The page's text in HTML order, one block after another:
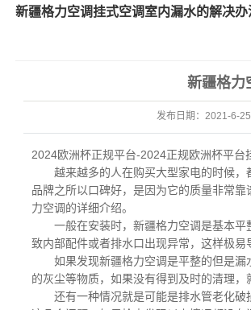
新疆格力空调挂式空调室内漏水的解决办
新疆格力
发布日期： 2021-6-
2024欧洲杯正规平台-2024正规欧洲杯平台
越来越多的人在购买大型家电的时候，
品牌之所以口碑好，是因为它的质量非常
力空调的详细介绍。
一般在安装时， 新疆格力空调是基本平
致内部配件或者排水口出现异常，这样极易
如果发现新疆格力空调是平整的但是漏
的灰尘等物质，如果没有得到及时的清理
还有一种情况就是可能是排水管老化破